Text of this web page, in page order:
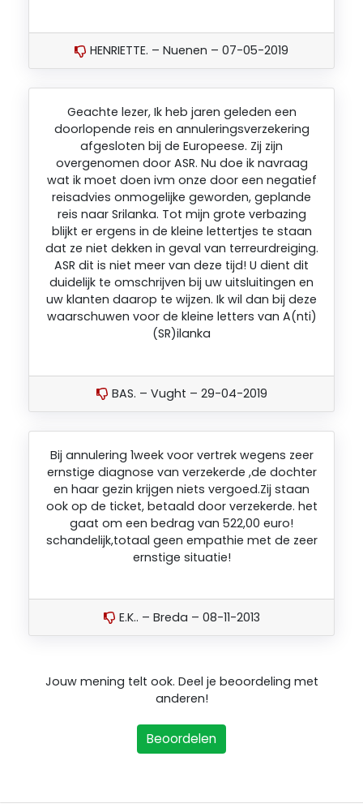
HENRIETTE. – Nuenen – 07-05-2019
Geachte lezer, Ik heb jaren geleden een
doorlopende reis en annuleringsverzekering
afgesloten bij de Europeese. Zij zijn
overgenomen door ASR. Nu doe ik navraag
wat ik moet doen ivm onze door een negatief
reisadvies onmogelijke geworden, geplande
reis naar Srilanka. Tot mijn grote verbazing
blijkt er ergens in de kleine lettertjes te staan
dat ze niet dekken in geval van terreurdreiging.
ASR dit is niet meer van deze tijd! U dient dit
duidelijk te omschrijven bij uw uitsluitingen en
uw klanten daarop te wijzen. Ik wil dan bij deze
waarschuwen voor de kleine letters van A(nti)
(SR)ilanka
BAS. – Vught – 29-04-2019
Bij annulering 1week voor vertrek wegens zeer
ernstige diagnose van verzekerde ,de dochter
en haar gezin krijgen niets vergoed.Zij staan
ook op de ticket, betaald door verzekerde. het
gaat om een bedrag van 522,00 euro!
schandelijk,totaal geen empathie met de zeer
ernstige situatie!
E.K.. – Breda – 08-11-2013
Jouw mening telt ook. Deel je beoordeling met
anderen!
Beoordelen